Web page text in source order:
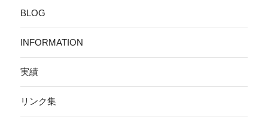
BLOG
INFORMATION
実績
リンク集